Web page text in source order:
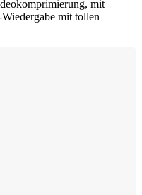
mit
mit tollen